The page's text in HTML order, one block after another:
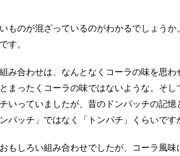
ものが混ざっているのがわかるでしょうか
す。
み合わせは、なんとなくコーラの味を思わ
まったくコーラの味ではないような。そし
いっていましたが、昔のドンパッチの記憶
パッチ」ではなく「トンパチ」くらいです
もしろい組み合わせでしたが、コーラ風味